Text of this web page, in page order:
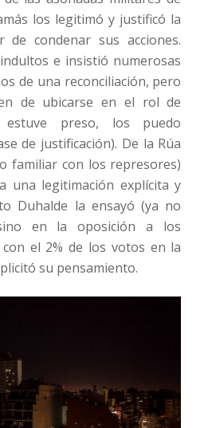
los legitimó y justificó la
de condenar sus acciones.
e insistió numerosas
de una reconciliación, pero
de ubicarse en el rol de
estuve preso, los puedo
de justificación). De la Rúa
familiar con los represores)
una legitimación explícita y
Duhalde la ensayó (ya no
en la oposición a los
el 2% de los votos en la
su pensamiento.